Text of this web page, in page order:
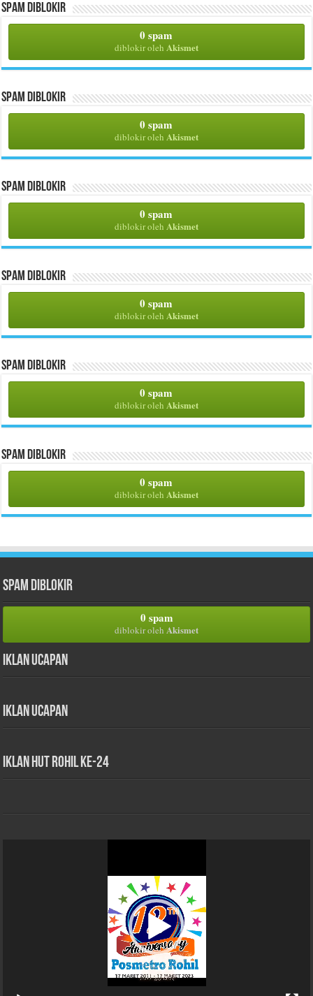
Spam Diblokir
0 spam
diblokir oleh Akismet
Spam Diblokir
0 spam
diblokir oleh Akismet
Spam Diblokir
0 spam
diblokir oleh Akismet
Spam Diblokir
0 spam
diblokir oleh Akismet
Spam Diblokir
0 spam
diblokir oleh Akismet
Spam Diblokir
0 spam
diblokir oleh Akismet
Spam Diblokir
0 spam
diblokir oleh Akismet
Iklan Ucapan
Iklan Ucapan
iklan HUT Rohil Ke-24